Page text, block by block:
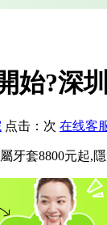
始?深
点击： 次 在线客
套8800元起,